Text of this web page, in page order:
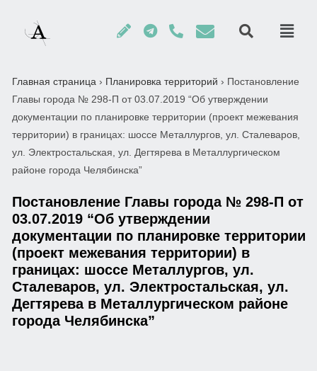
Главная страница › Планировка территорий › Постановление
Главы города № 298-П от 03.07.2019 “Об утверждении
документации по планировке территории (проект межевания
территории) в границах: шоссе Металлургов, ул. Сталеваров,
ул. Электростальская, ул. Дегтярева в Металлургическом
районе города Челябинска”
Постановление Главы города № 298-П от
03.07.2019 “Об утверждении
документации по планировке территории
(проект межевания территории) в
границах: шоссе Металлургов, ул.
Сталеваров, ул. Электростальская, ул.
Дегтярева в Металлургическом районе
города Челябинска”